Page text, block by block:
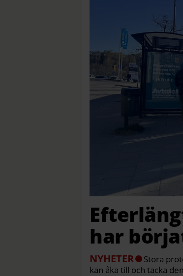
har
NYHETER
Stora
kan åka till och tacka